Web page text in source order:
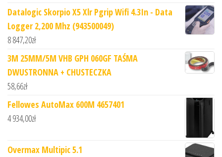
Datalogic Skorpio X5 Xlr Pgrip Wifi 4.3In - Data
Logger 2,200 Mhz (943500049)
8 847,20zł
3M 25MM/5M VHB GPH 060GF TAŚMA
DWUSTRONNA + CHUSTECZKA
58,66zł
Fellowes AutoMax 600M 4657401
4 934,00zł
Overmax Multipic 5.1